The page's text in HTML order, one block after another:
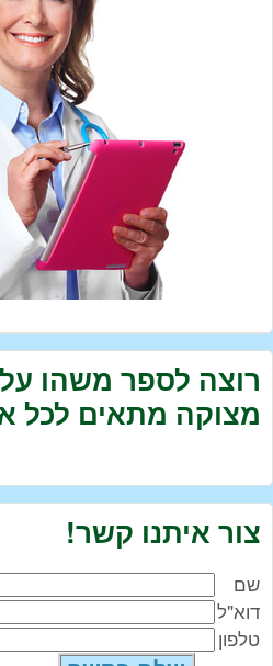
רוצה לספר משהו
מצוקה מתאים לכל
צור איתנו קשר!
שם
דוא"ל
טלפון